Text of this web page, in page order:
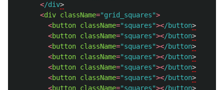
</div
<div className="grid_squares">
<button className="squares"></button
<button className="squares"></button
<button className="squares"></button
<button className="squares"></button
<button className="squares"></button
<button className="squares"></button
<button className="squares"></button